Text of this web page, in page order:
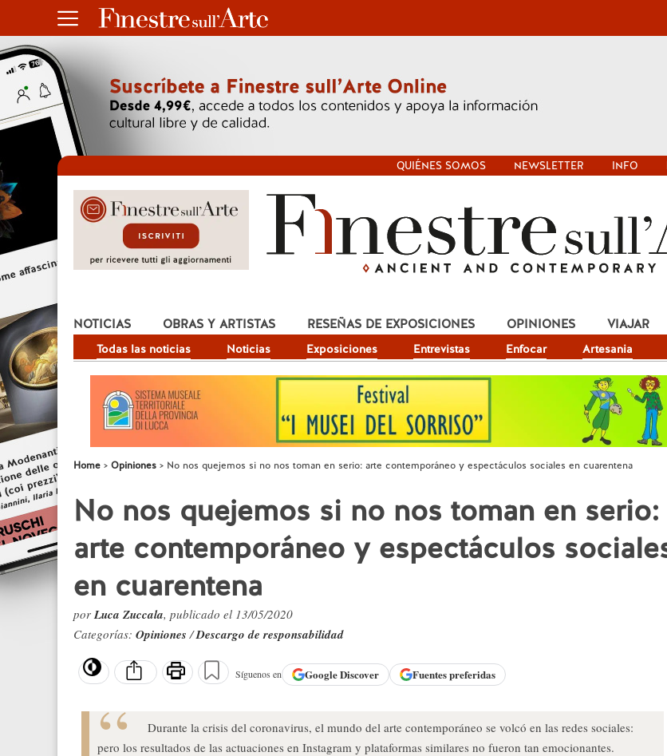
QUIÉNES SOMOS NEWSLETTER INFO
NOTICIAS
Todas las noticias Noticias Exposiciones Entrevistas Enfocar Artesania
OBRAS Y ARTISTAS RESEÑAS DE EXPOSICIONES OPINIONES VIAJAR
Home Opiniones No nos quejemos si no nos toman en serio: arte contemporáneo y espectáculos sociales en cuarentena
No nos quejemos si no nos toman en serio:
arte contemporáneo y espectáculos
en cuarentena
porLuca Zuccala, publicado el 13/05/2020
Categorías: Opiniones/Descargo de responsabilidad
Síguenos en GoogleDiscover Fuentes preferidas
Durante la crisis del coronavirus, el mundo del arte contemporáneo se volcó en las redes sociales:
pero los resultados de las actuaciones en Instagram y plataformas similares no fueron tan emocionantes.